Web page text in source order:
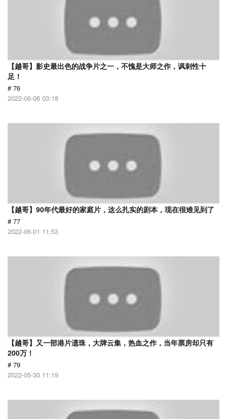
【越哥】影史最出色的战争片之一，不愧是大师之作，讽刺性十
足！
# 76
2022-06-06 03:18
【越哥】90年代最好的家庭片，这么扎实的剧本，现在很难见到了
# 77
2022-06-01 11:53
【越哥】又一部港片遗珠，大牌云集，热血之作，当年票房却只有
200万！
# 79
2022-05-30 11:19